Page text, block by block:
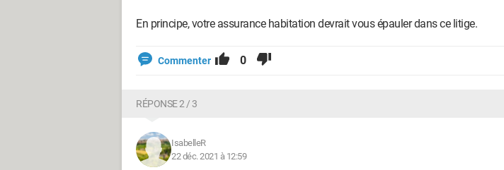
En principe, votre assurance habitation devrait vous épauler dans ce litige.
Commenter 0
RÉPONSE 2 / 3
IsabelleR
22 déc. 2021 à 12:59